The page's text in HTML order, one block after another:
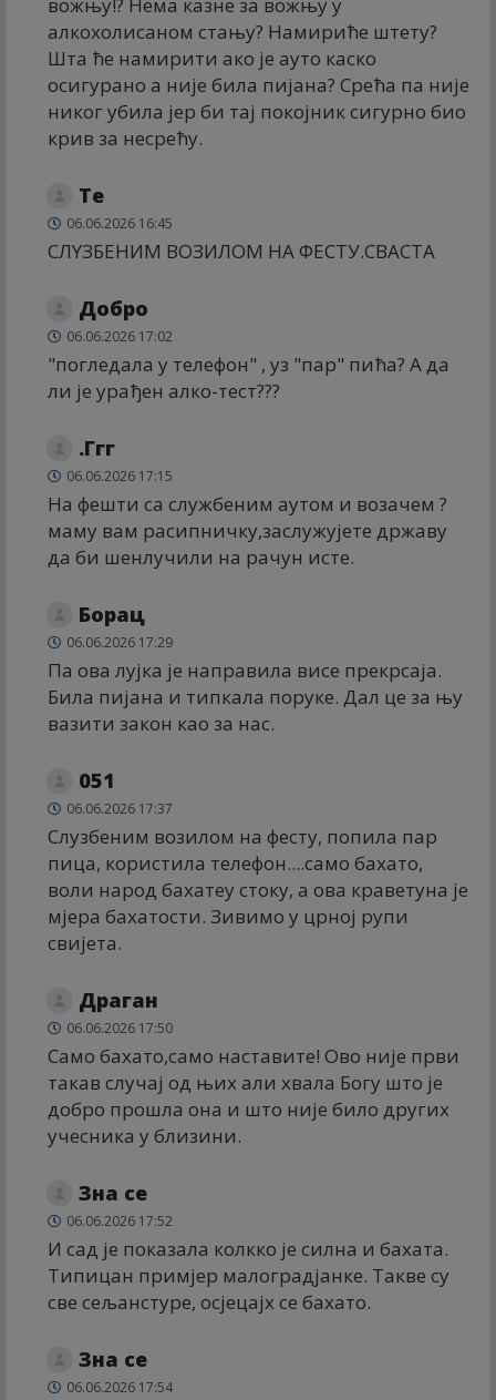
алкохолисаном стању? Намириће штету?
Шта ће намирити ако је ауто каско
осигурано а није била пијана? Срећа па није
никог убила јер би тај покојник сигурно био
крив за несрећу.
Те
06.06.2026 16:45
СЛYЗБЕНИМ ВОЗИЛОМ НА ФЕСТУ.СВАСТА
Добро
06.06.2026 17:02
"погледала у телефон" , уз "пар" пића? А да
ли је урађен алко-тест???
.Ггг
06.06.2026 17:15
На фешти са службеним аутом и возачем ?
маму вам расипничку,заслужујете државу
да би шенлучили на рачун исте.
Борац
06.06.2026 17:29
Па ова лујка је направила висе прекрсаја.
Била пијана и типкала поруке. Дал це за њу
вазити закон као за нас.
051
06.06.2026 17:37
Слузбеним возилом на фесту, попила пар
пица, користила телефон....само бахато,
воли народ бахатеу стоку, а ова краветуна је
мјера бахатости. Зивимо у црној рупи
свијета.
Драган
06.06.2026 17:50
Само бахато,само наставите! Ово није први
такав случај од њих али хвала Богу што је
добро прошла она и што није било других
учесника у близини.
Зна се
06.06.2026 17:52
И сад је показала колкко је силна и бахата.
Типицан примјер малоградјанке. Такве су
све сељанстуре, осјецајх се бахато.
Зна се
06.06.2026 17:54